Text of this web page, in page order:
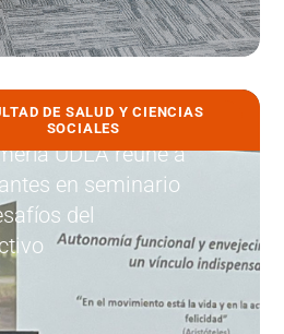
DE SALUD Y CIENCIAS
SOCIALES
UDLA reúne a
en seminario
del